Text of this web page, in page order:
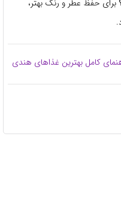
برای حفظ عطر و رنگ بهتر،
کامل بهترین غذاهای هندی